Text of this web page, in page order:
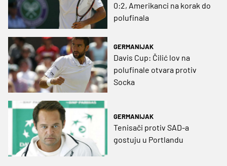
0:2, Amerikanci na korak do
polufinala
GERMANIJAK
Davis Cup: Čilić lov na
polufinale otvara protiv
Socka
GERMANIJAK
Tenisači protiv SAD-a
gostuju u Portlandu